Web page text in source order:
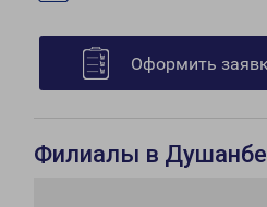
Оформить
Филиалы в Душанбе